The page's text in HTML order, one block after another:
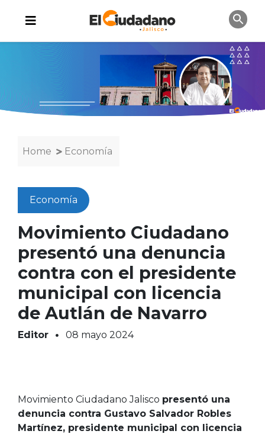
Home Economía
Economía
Movimiento Ciudadano
presentó una denuncia
contra con el presidente
municipal con licencia
de Autlán de Navarro
Editor 08 mayo 2024
Movimiento Ciudadano Jalisco presentó una
denuncia contra Gustavo Salvador Robles
Martínez, presidente municipal con licencia